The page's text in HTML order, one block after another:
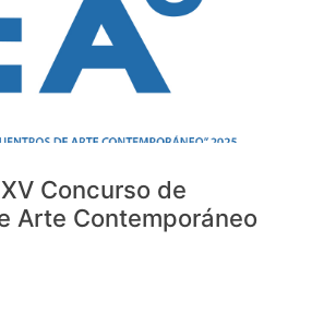
Concurso de
Arte Contemporáneo